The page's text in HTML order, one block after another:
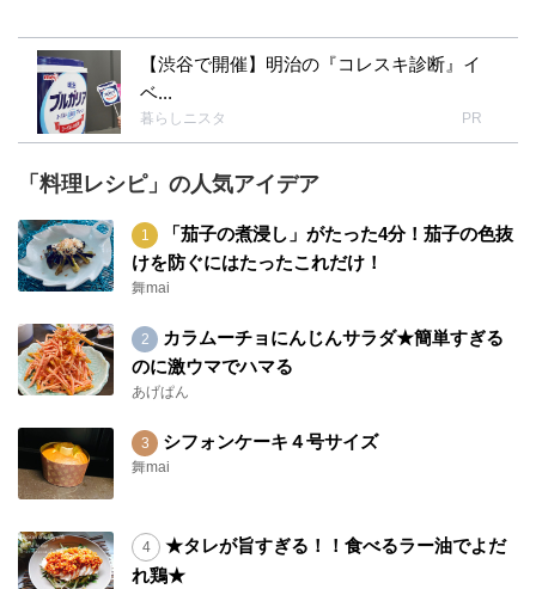
【渋谷で開催】明治の『コレスキ診断』イ
ベ...
暮らしニスタ PR
「料理レシピ」の人気アイデア
「茄子の煮浸し」がたった4分！茄子の色抜
けを防ぐにはたったこれだけ！
舞mai
カラムーチョにんじんサラダ★簡単すぎる
のに激ウマでハマる
あげぱん
シフォンケーキ４号サイズ
舞mai
★タレが旨すぎる！！食べるラー油でよだ
れ鶏★